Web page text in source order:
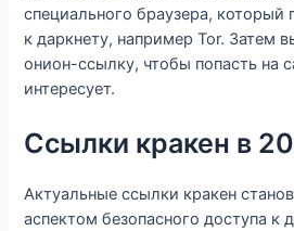
специального браузера, который
к даркнету, например Tor. Затем
онион-ссылку, чтобы попасть на
интересует.
Ссылки кракен в
Актуальные ссылки кракен
аспектом безопасного доступа к